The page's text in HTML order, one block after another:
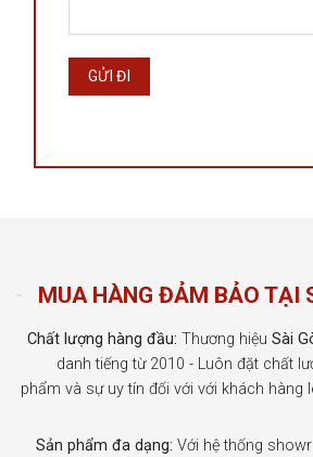
MUA HÀNG ĐẢM BẢO TẠI
Chất lượng hàng đầu: Thương hiệu Sài
danh tiếng từ 2010 - Luôn đặt chất
phẩm và sự uy tín đối với với khách hàng
Sản phẩm đa dạng: Với hệ thống